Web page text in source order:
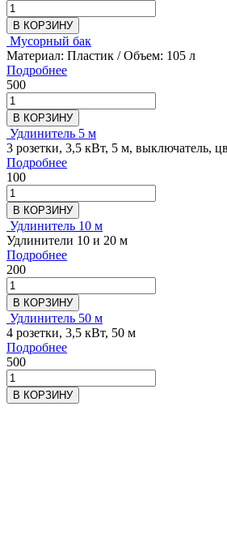
В КОРЗИНУ
Мусорный бак
Материал: Пластик / Объем: 105 л
Подробнее
500
В КОРЗИНУ
Удлинитель 5 м
3 розетки, 3,5 кВт, 5 м, выключатель,
Подробнее
100
В КОРЗИНУ
Удлинитель 10 м
Удлинители 10 и 20 м
Подробнее
200
В КОРЗИНУ
Удлинитель 50 м
4 розетки, 3,5 кВт, 50 м
Подробнее
500
В КОРЗИНУ